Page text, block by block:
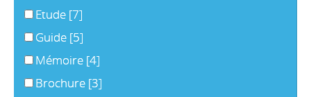
Etude [7]
Guide [5]
Mémoire [4]
Brochure [3]